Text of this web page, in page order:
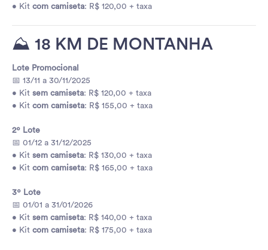
• Kit com camiseta: R$ 120,00 + taxa
⛰️ 18 KM DE MONTANHA
Lote Promocional
📅 13/11 a 30/11/2025
• Kit sem camiseta: R$ 120,00 + taxa
• Kit com camiseta: R$ 155,00 + taxa
2º Lote
📅 01/12 a 31/12/2025
• Kit sem camiseta: R$ 130,00 + taxa
• Kit com camiseta: R$ 165,00 + taxa
3º Lote
📅 01/01 a 31/01/2026
• Kit sem camiseta: R$ 140,00 + taxa
• Kit com camiseta: R$ 175,00 + taxa